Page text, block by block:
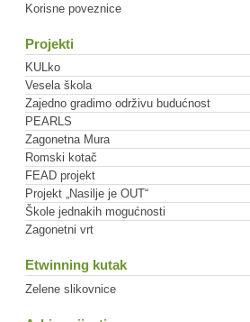
Korisne poveznice
Projekti
KULko
Vesela škola
Zajedno gradimo održivu budućnost
PEARLS
Zagonetna Mura
Romski kotač
FEAD projekt
Projekt „Nasilje je OUT“
Škole jednakih mogućnosti
Zagonetni vrt
Etwinning kutak
Zelene slikovnice